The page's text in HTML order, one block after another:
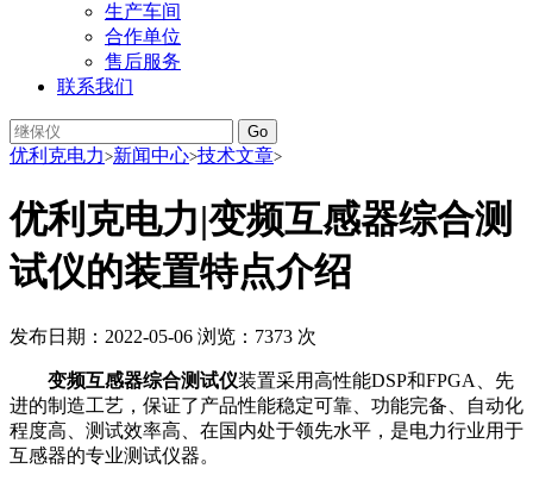
生产车间
合作单位
售后服务
联系我们
Go
优利克电力>新闻中心>技术文章>
优利克电力|变频互感器综合测
试仪的装置特点介绍
发布日期：2022-05-06 浏览：7373 次
变频互感器综合测试仪装置采用高性能DSP和FPGA、先
进的制造工艺，保证了产品性能稳定可靠、功能完备、自动化
程度高、测试效率高、在国内处于领先水平，是电力行业用于
互感器的专业测试仪器。